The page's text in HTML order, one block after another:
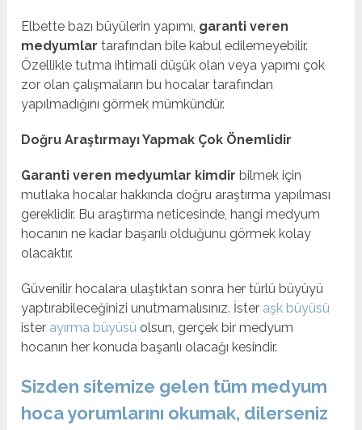
Elbette bazı büyülerin yapımı, garanti veren
medyumlar tarafından bile kabul edilemeyebilir.
Özellikle tutma ihtimali düşük olan veya yapımı çok
zor olan çalışmaların bu hocalar tarafından
yapılmadığını görmek mümkündür.
Doğru Araştırmayı Yapmak Çok Önemlidir
Garanti veren medyumlar kimdir bilmek için
mutlaka hocalar hakkında doğru araştırma yapılması
gereklidir. Bu araştırma neticesinde, hangi medyum
hocanın ne kadar başarılı olduğunu görmek kolay
olacaktır.
Güvenilir hocalara ulaştıktan sonra her türlü büyüyü
yaptırabileceğinizi unutmamalısınız. İster aşk büyüsü
ister ayırma büyüsü olsun, gerçek bir medyum
hocanın her konuda başarılı olacağı kesindir.
Sizden sitemize gelen tüm medyum
hoca yorumlarını okumak, dilerseniz